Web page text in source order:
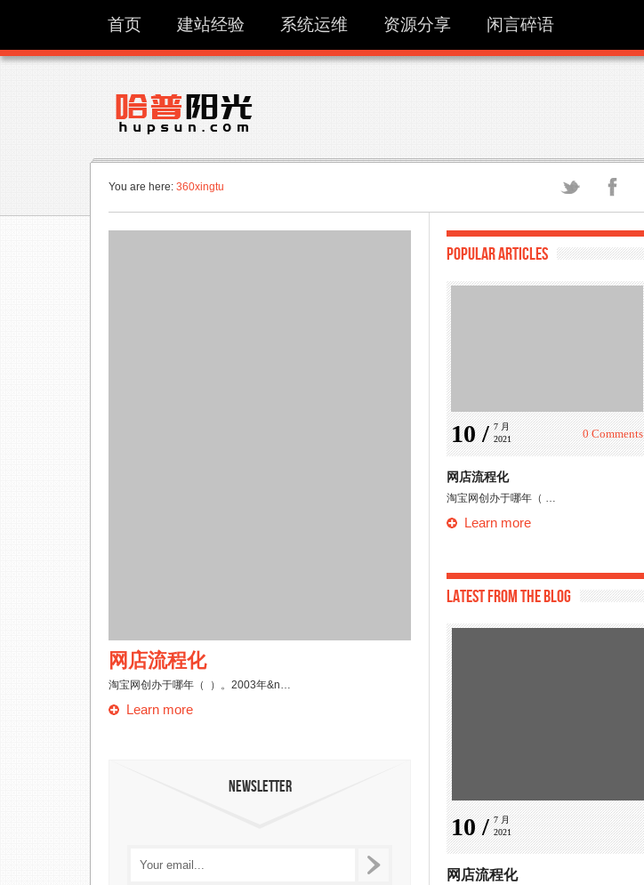
首页 建站经验 系统运维 资源分享 闲言碎语
You are here: 360xingtu
网店流程化
淘宝网创办于哪年（ ）。2003年&n…
Learn more
网店客服作业
1.客服人员的重要性，以下哪几个是正确的（ &…
Learn more
Newsletter
Popular articles
10 / 7 月
2021
0 Comments
网店流程化
淘宝网创办于哪年（ …
Learn more
Latest from the blog
10 / 7 月
2021
网店流程化